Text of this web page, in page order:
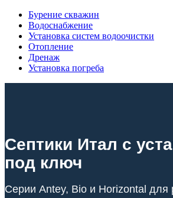
Бурение скважин
Водоснабжение
Установка систем водоочистки
Отопление
Дренаж
Установка погреба
Септики Итал с
под ключ
Серии Antey, Bio и Horizontal для